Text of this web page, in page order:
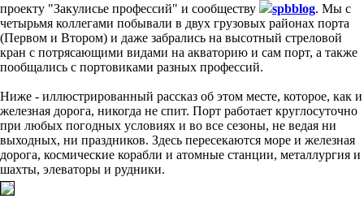
проекту "Закулисье профессий" и сообществу
spbblog. Мы с
четырьмя коллегами побывали в двух грузовых районах порта
(Первом и Втором) и даже забрались на высотный стреловой
кран с потрясающими видами на акваторию и сам порт, а также
пообщались с портовиками разных профессий.
Ниже - иллюстрированный рассказ об этом месте, которое, как и
железная дорога, никогда не спит. Порт работает круглосуточно
при любых погодных условиях и во все сезоны, не ведая ни
выходных, ни праздников. Здесь пересекаются море и железная
дорога, космические корабли и атомные станции, металлургия и
шахты, элеваторы и рудники.